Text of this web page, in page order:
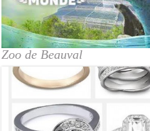
Zoo de Beauval